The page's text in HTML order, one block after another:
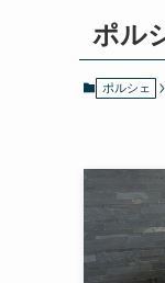
ポル
ポルシェ